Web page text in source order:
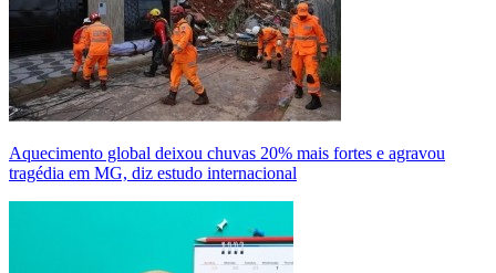
Aquecimento global deixou chuvas 20% mais fortes e agravou
tragédia em MG, diz estudo internacional